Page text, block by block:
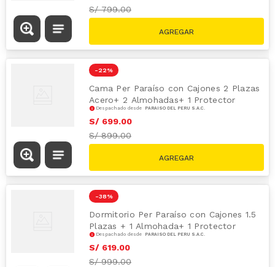
S/799.00
-22 %
Cama Per Paraíso con Cajones 2 Plazas
Acero+ 2 Almohadas+ 1 Protector
Despachado desde PARAÍSO DEL PERÚ S.A.C.
S/ 699.00
S/899.00
-38 %
Dormitorio Per Paraíso con Cajones 1.5
Plazas + 1 Almohada+ 1 Protector
Despachado desde PARAÍSO DEL PERÚ S.A.C.
S/ 619.00
S/999.00